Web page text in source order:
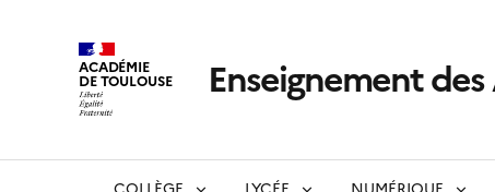
ACADÉMIE
DE TOULOUSE Enseignement des